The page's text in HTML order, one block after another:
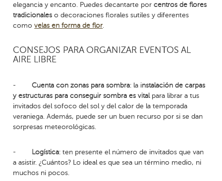
elegancia y encanto. Puedes decantarte porcentros de flores
tradicionales o decoraciones florales sutiles y diferentes
comovelas en forma de flor
CONSEJOS PARA ORGANIZAR EVENTOS AL
AIRE LIBRE
- Cuenta con zonas para sombra: la instalación de carpas
y estructuras para conseguir sombra es vital para librar a tus
invitados del sofoco del sol y del calor de la temporada
veraniega. Además, puede ser un buen recurso por si se dan
sorpresas meteorológicas.
- Logística: ten presente el número de invitados que van
a asistir. ¿Cuántos? Lo ideal es que sea un término medio, ni
muchos ni pocos.